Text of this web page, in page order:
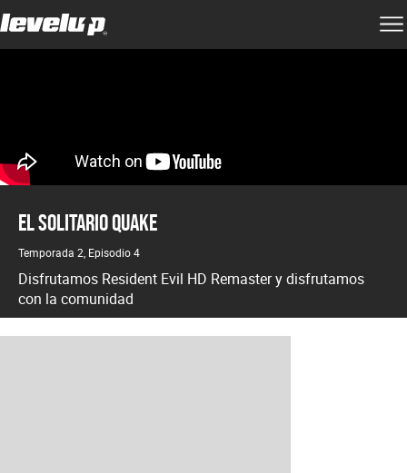
El solitario Quake
Temporada 2, Episodio 4
Disfrutamos Resident Evil HD Remaster y disfrutamos
con la comunidad